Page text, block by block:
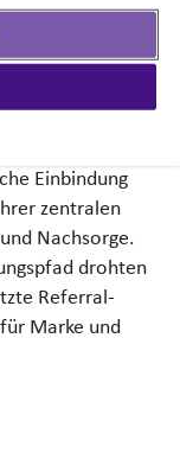
eines
strategische
eng
Einbindung
zentralen
Nachsorge.
drohten
Referral-
Marke und